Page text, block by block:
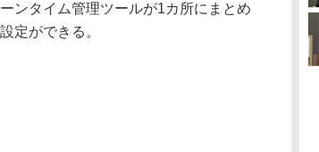
ンタイム管理ツールが1カ所にまとめ
定ができる。